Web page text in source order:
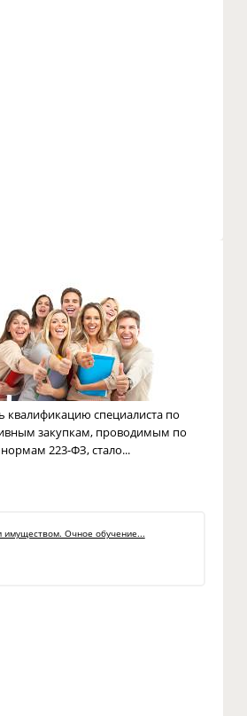
квалификацию специалиста по
закупкам, проводимым по
нормам 223-ФЗ, стало...
имуществом. Очное обучение...